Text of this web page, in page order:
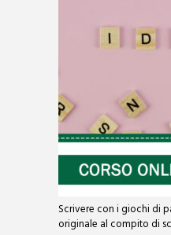
Scrivere con i giochi di
originale al compito di